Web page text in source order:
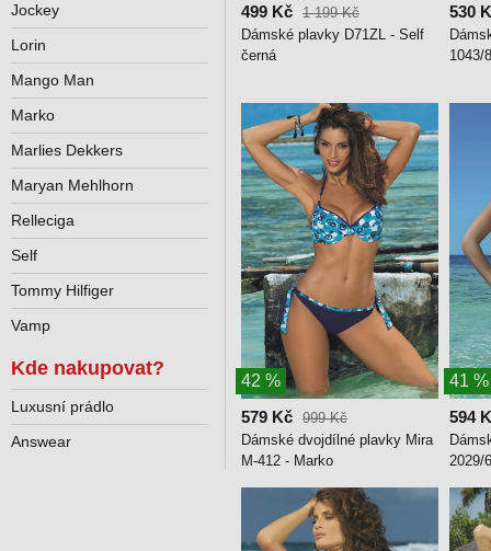
499 Kč 1 199 Kč
Dámské plavky D71ZL - Self
černá
530
1043/
42 %
579 Kč 999 Kč
Dámské dvojdílné plavky Mira
M-412 - Marko
41 %
594
2029/
Jockey
Lorin
Mango Man
Marko
Marlies Dekkers
Maryan Mehlhorn
Relleciga
Self
Tommy Hilfiger
Vamp
Kde nakupovat?
Luxusní prádlo
Answear